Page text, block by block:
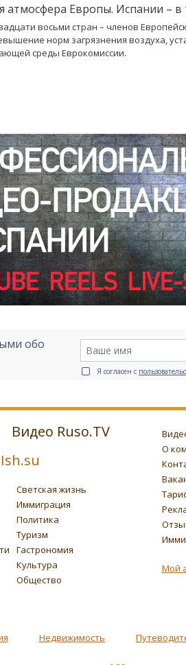
атмосфера Европы. Испании – в
восьми стран – членов
норм загрязнения воздуха,
среды Еврокомиссии.
обо
Я согласен с
Видео Ruso.TV
Ish.su
Светская жизнь
Иммиграция
Политика
Туризм
Гастрономия
Культура
Общество
О
Мой
Недвижимость